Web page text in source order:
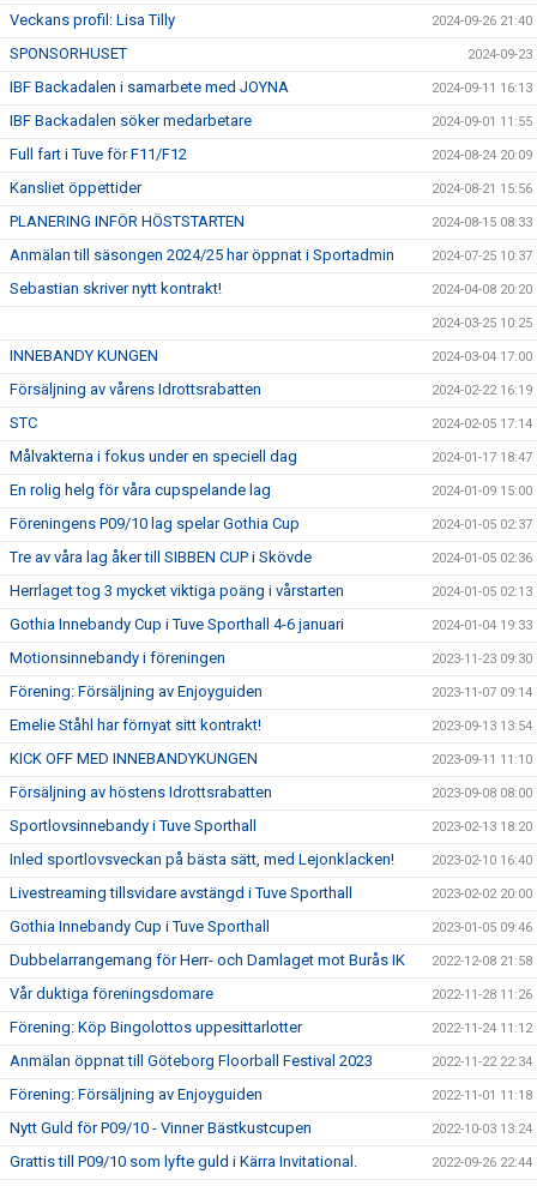
Veckans profil: Lisa Tilly 2024-09-26 21:40
SPONSORHUSET 2024-09-23
IBF Backadalen i samarbete med JOYNA 2024-09-11 16:13
IBF Backadalen söker medarbetare 2024-09-01 11:55
Full fart i Tuve för F11/F12 2024-08-24 20:09
Kansliet öppettider 2024-08-21 15:56
PLANERING INFÖR HÖSTSTARTEN 2024-08-15 08:33
Anmälan till säsongen 2024/25 har öppnat i Sportadmin 2024-07-25 10:37
Sebastian skriver nytt kontrakt! 2024-04-08 20:20
2024-03-25 10:25
INNEBANDY KUNGEN 2024-03-04 17:00
Försäljning av vårens Idrottsrabatten 2024-02-22 16:19
STC 2024-02-05 17:14
Målvakterna i fokus under en speciell dag 2024-01-17 18:47
En rolig helg för våra cupspelande lag 2024-01-09 15:00
Föreningens P09/10 lag spelar Gothia Cup 2024-01-05 02:37
Tre av våra lag åker till SIBBEN CUP i Skövde 2024-01-05 02:36
Herrlaget tog 3 mycket viktiga poäng i vårstarten 2024-01-05 02:13
Gothia Innebandy Cup i Tuve Sporthall 4-6 januari 2024-01-04 19:33
Motionsinnebandy i föreningen 2023-11-23 09:30
Förening: Försäljning av Enjoyguiden 2023-11-07 09:14
Emelie Ståhl har förnyat sitt kontrakt! 2023-09-13 13:54
KICK OFF MED INNEBANDYKUNGEN 2023-09-11 11:10
Försäljning av höstens Idrottsrabatten 2023-09-08 08:00
Sportlovsinnebandy i Tuve Sporthall 2023-02-13 18:20
Inled sportlovsveckan på bästa sätt, med Lejonklacken! 2023-02-10 16:40
Livestreaming tillsvidare avstängd i Tuve Sporthall 2023-02-02 20:00
Gothia Innebandy Cup i Tuve Sporthall 2023-01-05 09:46
Dubbelarrangemang för Herr- och Damlaget mot Burås IK 2022-12-08 21:58
Vår duktiga föreningsdomare 2022-11-28 11:26
Förening: Köp Bingolottos uppesittarlotter 2022-11-24 11:12
Anmälan öppnat till Göteborg Floorball Festival 2023 2022-11-22 22:34
Förening: Försäljning av Enjoyguiden 2022-11-01 11:18
Nytt Guld för P09/10 - Vinner Bästkustcupen 2022-10-03 13:24
Grattis till P09/10 som lyfte guld i Kärra Invitational. 2022-09-26 22:44